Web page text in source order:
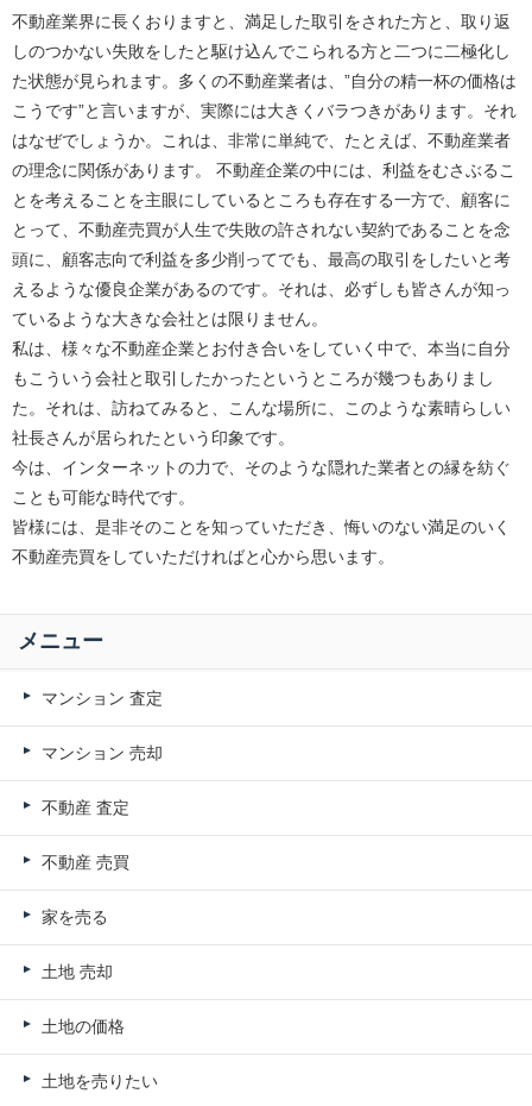
不動産業界に長くおりますと、満足した取引をされた方と、取り返
しのつかない失敗をしたと駆け込んでこられる方と二つに二極化し
た状態が見られます。多くの不動産業者は、”自分の精一杯の価格は
こうです”と言いますが、実際には大きくバラつきがあります。それ
はなぜでしょうか。これは、非常に単純で、たとえば、不動産業者
の理念に関係があります。 不動産企業の中には、利益をむさぶるこ
とを考えることを主眼にしているところも存在する一方で、顧客に
とって、不動産売買が人生で失敗の許されない契約であることを念
頭に、顧客志向で利益を多少削ってでも、最高の取引をしたいと考
えるような優良企業があるのです。それは、必ずしも皆さんが知っ
ているような大きな会社とは限りません。
私は、様々な不動産企業とお付き合いをしていく中で、本当に自分
もこういう会社と取引したかったというところが幾つもありまし
た。それは、訪ねてみると、こんな場所に、このような素晴らしい
社長さんが居られたという印象です。
今は、インターネットの力で、そのような隠れた業者との縁を紡ぐ
ことも可能な時代です。
皆様には、是非そのことを知っていただき、悔いのない満足のいく
不動産売買をしていただければと心から思います。
メニュー
マンション 査定
マンション 売却
不動産 査定
不動産 売買
家を売る
土地 売却
土地の価格
土地を売りたい